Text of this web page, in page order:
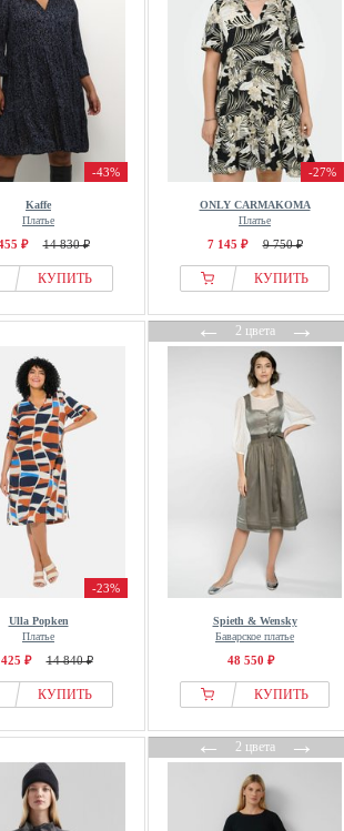
-43%
Kaffe
Платье
₽ 14 830 ₽
КУПИТЬ
-27%
ONLY CARMAKOMA
Платье
7 145 ₽ 9 750 ₽
КУПИТЬ
-23%
Ulla Popken
Платье
₽ 14 840 ₽
КУПИТЬ
←2 цвета→
Spieth & Wensky
Баварское платье
48 550 ₽
КУПИТЬ
←2 цвета→